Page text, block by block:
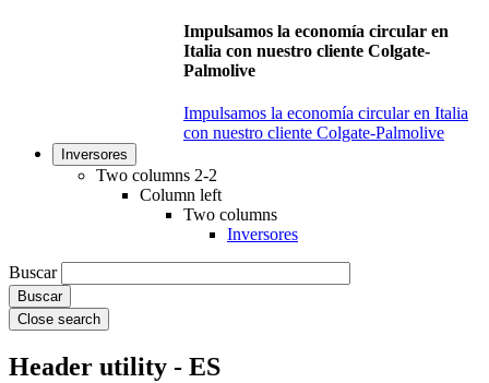
Impulsamos la economía circular en
Italia con nuestro cliente Colgate-
Palmolive
Impulsamos la economía circular en Italia
con nuestro cliente Colgate-Palmolive
Inversores
Two columns 2-2
Column left
Two columns
Inversores
Buscar
Close search
Header utility - ES